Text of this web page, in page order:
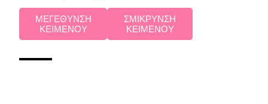
ΜΕΓΕΘΥΝΣΗ
ΚΕΙΜΕΝΟΥ
ΣΜΙΚΡΥΝΣΗ
ΚΕΙΜΕΝΟΥ